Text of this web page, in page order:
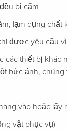
bị cấm
lạm dụng chất
được yêu cầu
thiết bị khác
bức ảnh, chúng
vào hoặc lấy
vật phục vụ)